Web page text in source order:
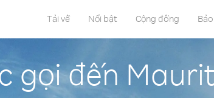
Tải về Nổi bật Cộng đồng
gọi đến